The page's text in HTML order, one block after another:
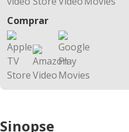
Comprar
Sinopse